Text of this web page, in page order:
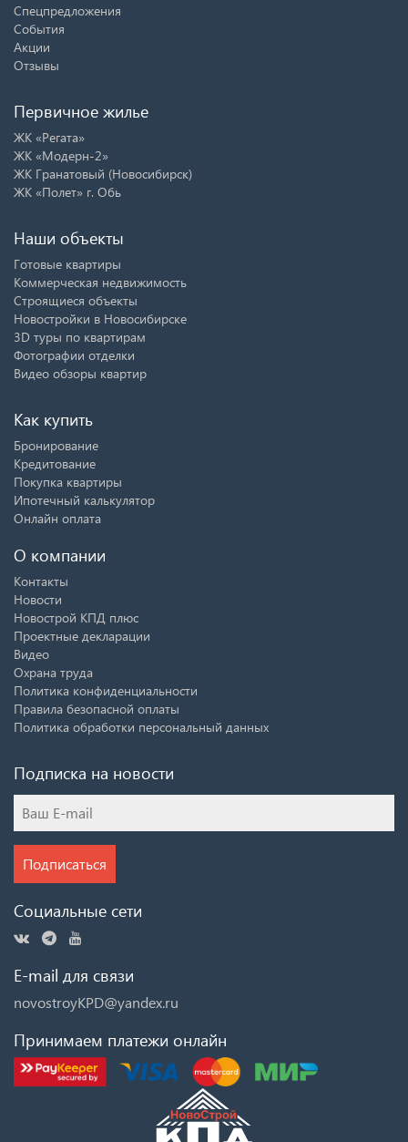
Спецпредложения
События
Акции
Отзывы
Первичное жилье
ЖК «Регата»
ЖК «Модерн-2»
ЖК Гранатовый (Новосибирск)
ЖК «Полет» г. Обь
Наши объекты
Готовые квартиры
Коммерческая недвижимость
Строящиеся объекты
Новостройки в Новосибирске
3D туры по квартирам
Фотографии отделки
Видео обзоры квартир
Как купить
Бронирование
Кредитование
Покупка квартиры
Ипотечный калькулятор
Онлайн оплата
О компании
Контакты
Новости
Новострой КПД плюс
Проектные декларации
Видео
Охрана труда
Политика конфиденциальности
Правила безопасной оплаты
Политика обработки персональный данных
Подписка на новости
Подписаться
Социальные сети
E-mail для связи
novostroyKPD@yandex.ru
Принимаем платежи онлайн